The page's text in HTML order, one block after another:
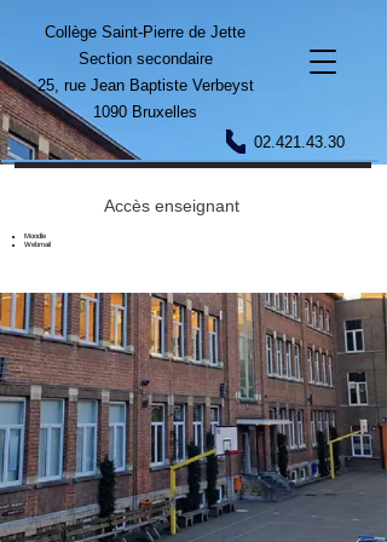
Collège Saint-Pierre de Jette
Section secondaire
25, rue Jean Baptiste Verbeyst
1090 Bruxelles
02.421.43.30
Accès enseignant
Moodle
Webmail